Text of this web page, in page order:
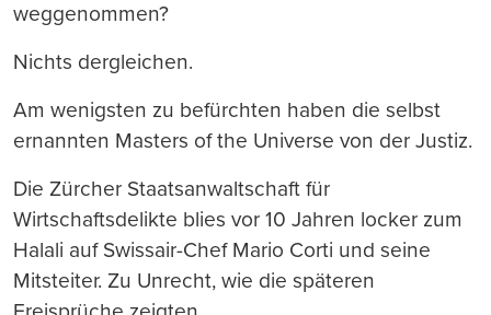
weggenommen?
Nichts dergleichen.
Am wenigsten zu befürchten haben die selbst
ernannten Masters of the Universe von der Justiz.
Die Zürcher Staatsanwaltschaft für
Wirtschaftsdelikte blies vor 10 Jahren locker zum
Halali auf Swissair-Chef Mario Corti und seine
Mitsteiter. Zu Unrecht, wie die späteren